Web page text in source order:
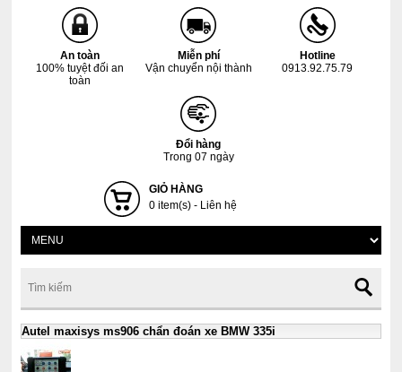
An toàn
100% tuyệt đối an
toàn
Miễn phí
Vận chuyển nội thành
Hotline
0913.92.75.79
Đổi hàng
Trong 07 ngày
GIỎ HÀNG
0 item(s) - Liên hệ
Autel maxisys ms906 chẩn đoán xe BMW 335i